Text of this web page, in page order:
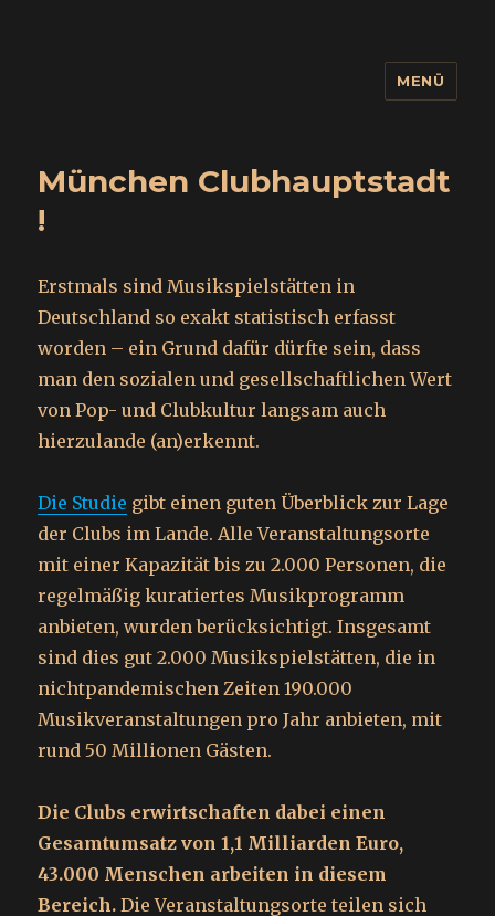
MENÜ
München Clubhauptstadt
!
Erstmals sind Musikspielstätten in
Deutschland so exakt statistisch erfasst
worden – ein Grund dafür dürfte sein, dass
man den sozialen und gesellschaftlichen Wert
von Pop- und Club­kultur langsam auch
hierzulande (an)erkennt.
Die Studie gibt einen guten Überblick zur Lage
der Clubs im Lande. Alle Veranstaltungsorte
mit einer Kapazität bis zu 2.000 Personen, die
regelmäßig kuratiertes Musikprogramm
anbieten, wurden berücksichtigt. Insgesamt
sind dies gut 2.000 Musikspielstätten, die in
nichtpandemischen Zeiten 190.000
Musikveranstaltungen pro Jahr anbieten, mit
rund 50 Millionen Gästen.
Die Clubs erwirtschaften dabei einen
Gesamtumsatz von 1,1 Milliarden Euro,
43.000 Menschen arbeiten in diesem
Bereich. Die Veranstaltungsorte teilen sich